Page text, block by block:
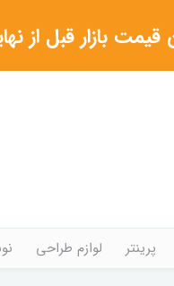
قبل از نهایی شدن خرید حتما
پرینتر لوازم طراحی